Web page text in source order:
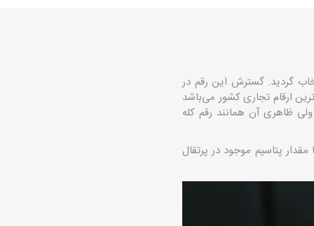
گردید. گسترش این رقم در
ارقام تجاری کشور می‌باشد
ظاهری آن همانند رقم کله
پتاسیم موجود در پرتقال